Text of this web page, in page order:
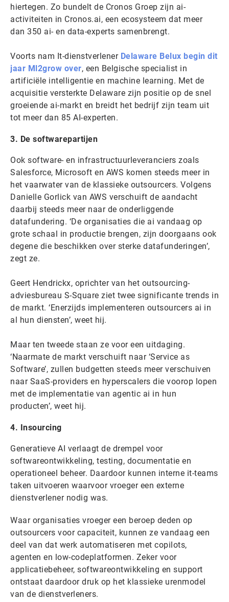
hiertegen. Zo bundelt de Cronos Groep zijn ai-
activiteiten in Cronos.ai, een ecosysteem dat meer
dan 350 ai- en data-experts samenbrengt.
Voorts nam It-dienstverlener Delaware Belux begin dit
jaar Ml2grow over, een Belgische specialist in
artificiële intelligentie en machine learning. Met de
acquisitie versterkte Delaware zijn positie op de snel
groeiende ai-markt en breidt het bedrijf zijn team uit
tot meer dan 85 AI-experten.
3. De softwarepartijen
Ook software- en infrastructuurleveranciers zoals
Salesforce, Microsoft en AWS komen steeds meer in
het vaarwater van de klassieke outsourcers. Volgens
Danielle Gorlick van AWS verschuift de aandacht
daarbij steeds meer naar de onderliggende
datafundering. ‘De organisaties die ai vandaag op
grote schaal in productie brengen, zijn doorgaans ook
degene die beschikken over sterke datafunderingen’,
zegt ze.
Geert Hendrickx, oprichter van het outsourcing-
adviesbureau S-Square ziet twee significante trends in
de markt. ‘Enerzijds implementeren outsourcers ai in
al hun diensten’, weet hij.
Maar ten tweede staan ze voor een uitdaging.
‘Naarmate de markt verschuift naar ‘Service as
Software’, zullen budgetten steeds meer verschuiven
naar SaaS-providers en hyperscalers die voorop lopen
met de implementatie van agentic ai in hun
producten’, weet hij.
4. Insourcing
Generatieve AI verlaagt de drempel voor
softwareontwikkeling, testing, documentatie en
operationeel beheer. Daardoor kunnen interne it-teams
taken uitvoeren waarvoor vroeger een externe
dienstverlener nodig was.
Waar organisaties vroeger een beroep deden op
outsourcers voor capaciteit, kunnen ze vandaag een
deel van dat werk automatiseren met copilots,
agenten en low-codeplatformen. Zeker voor
applicatiebeheer, softwareontwikkeling en support
ontstaat daardoor druk op het klassieke urenmodel
van de dienstverleners.